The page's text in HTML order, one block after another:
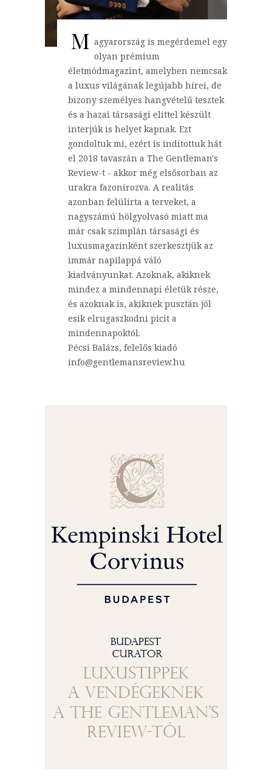
M agyarország is megérdemel egy
olyan prémium
életmódmagazint, amelyben nemcsak
a luxus világának legújabb hírei, de
bizony személyes hangvételű tesztek
és a hazai társasági elittel készült
interjúk is helyet kapnak. Ezt
gondoltuk mi, ezért is indítottuk hát
el 2018 tavaszán a The Gentleman's
Review-t - akkor még elsősorban az
urakra fazonírozva. A realitás
azonban felülírta a terveket, a
nagyszámú hölgyolvasó miatt ma
már csak szimplán társasági és
luxusmagazinként szerkesztjük az
immár napilappá váló
kiadványunkat. Azoknak, akiknek
mindez a mindennapi életük része,
és azoknak is, akiknek pusztán jól
esik elrugaszkodni picit a
mindennapoktól.
Pécsi Balázs, felelős kiadó
info@gentlemansreview.hu